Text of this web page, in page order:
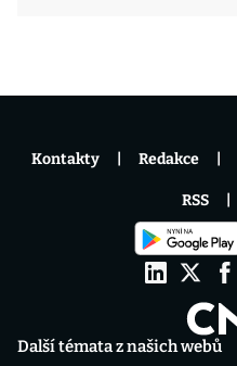
Další témata z našich webů
Kontakty Redakce
RSS